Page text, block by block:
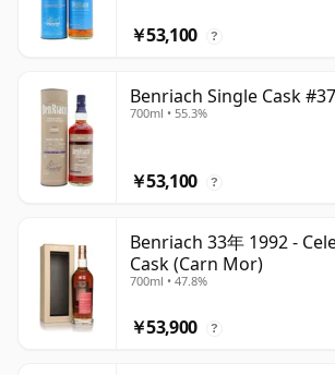
￥53,100 ?
Benriach Single Cask
700ml • 55.3%
￥53,100 ?
Benriach 33年 1992 -
Cask (Carn Mor)
700ml • 47.8%
￥53,900 ?